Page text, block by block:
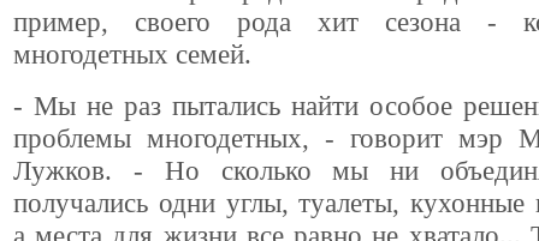
пример, своего рода хит сезона -
многодетных семей.
- Мы не раз пытались найти особое
проблемы многодетных, - говорит мэр
Лужков. - Но сколько мы ни
получались одни углы, туалеты, кухонные